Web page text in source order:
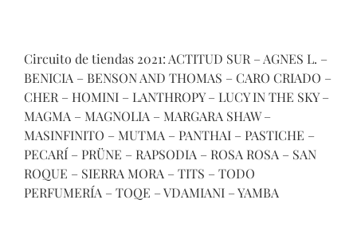
Circuito de tiendas 2021: ACTITUD SUR – AGNES L. –
BENICIA – BENSON AND THOMAS – CARO CRIADO –
CHER – HOMINI – LANTHROPY – LUCY IN THE SKY –
MAGMA – MAGNOLIA – MARGARA SHAW –
MASINFINITO – MUTMA – PANTHAI – PASTICHE –
PECARÍ – PRÜNE – RAPSODIA – ROSA ROSA – SAN
ROQUE – SIERRA MORA – TITS – TODO
PERFUMERÍA – TOQE – VDAMIANI – YAMBA